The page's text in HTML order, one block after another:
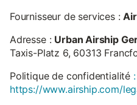
Fournisseur de services :
Adresse : Urban Airship
Taxis-Platz 6, 60313
Politique de confidentialité :
https://www.airship.com/